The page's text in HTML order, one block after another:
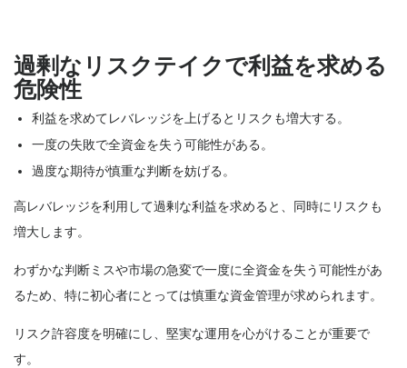
過剰なリスクテイクで利益を求める
危険性
利益を求めてレバレッジを上げるとリスクも増大する。
一度の失敗で全資金を失う可能性がある。
過度な期待が慎重な判断を妨げる。
高レバレッジを利用して過剰な利益を求めると、同時にリスクも
増大します。
わずかな判断ミスや市場の急変で一度に全資金を失う可能性があ
るため、特に初心者にとっては慎重な資金管理が求められます。
リスク許容度を明確にし、堅実な運用を心がけることが重要で
す。